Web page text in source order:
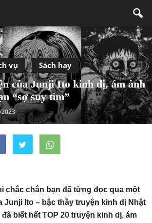
vụ Sách hay
của Junji Ito kinh dị, ám ảnh
“sợ suy tim”
chắc chắn bạn đã từng đọc qua một
Junji Ito – bậc thầy truyện kinh dị Nhật
biết hết TOP 20 truyện kinh dị, ám